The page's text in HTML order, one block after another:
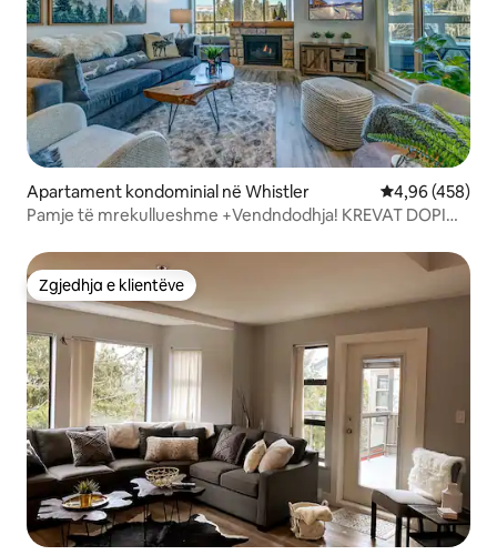
Apartament kondominial në Whistler Vlerësimi
4,96 (458)
Pamje të mrekullueshme +Vendndodhja! KREVAT DOPIO
Zgjedhja e klientëve
Zgjedhja e klientëve